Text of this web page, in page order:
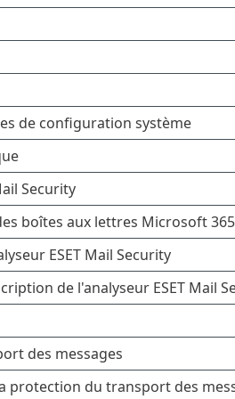
de configuration système
Security
boîtes aux lettres Microsoft 365
ESET Mail Security
de l'analyseur ESET Mail
des messages
protection du transport des